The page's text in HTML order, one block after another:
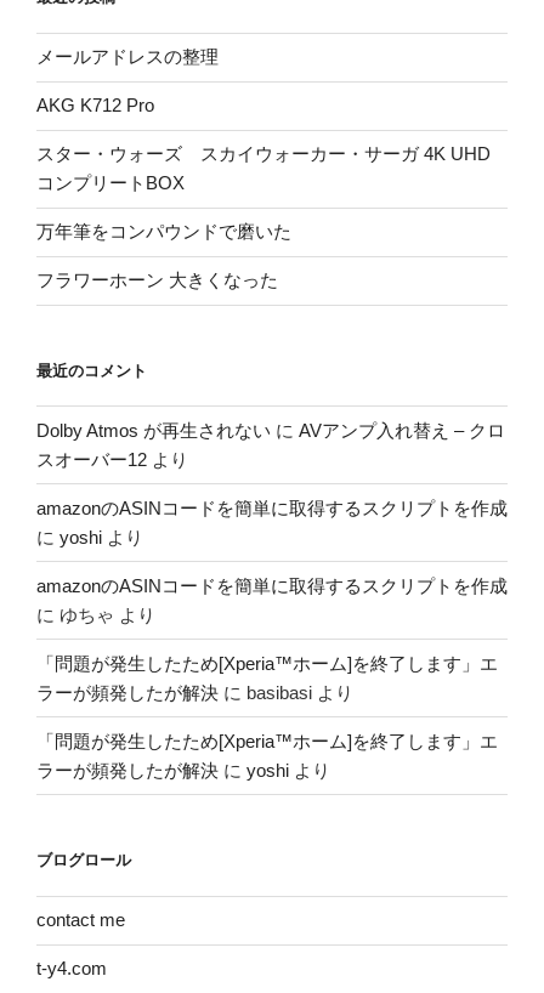
メールアドレスの整理
AKG K712 Pro
スター・ウォーズ スカイウォーカー・サーガ 4K UHD
コンプリートBOX
万年筆をコンパウンドで磨いた
フラワーホーン 大きくなった
最近のコメント
Dolby Atmos が再生されない に AVアンプ入れ替え – クロ
スオーバー12 より
amazonのASINコードを簡単に取得するスクリプトを作成
に yoshi より
amazonのASINコードを簡単に取得するスクリプトを作成
に ゆちゃ より
「問題が発生したため[Xperia™ホーム]を終了します」エ
ラーが頻発したが解決 に basibasi より
「問題が発生したため[Xperia™ホーム]を終了します」エ
ラーが頻発したが解決 に yoshi より
ブログロール
contact me
t-y4.com